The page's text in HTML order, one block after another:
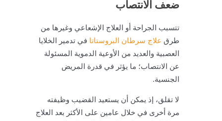
ضعف الانتصاب
تتسبب الجراحة أو العلاج الإشعاعي وغيرها من
طرق علاج سرطان البروستاتا في تدمير الخلايا
العصبية والعديد من الأوعية الدموية المسئولة
عن الانتصاب؛ ما يؤثر في قدرة المريض
الجنسية.
لا تقلق، إذ يمكن أن يستعيد القضيب وظيفته
مرة أخرى في خلال عامين على الأكثر بعد العلاج